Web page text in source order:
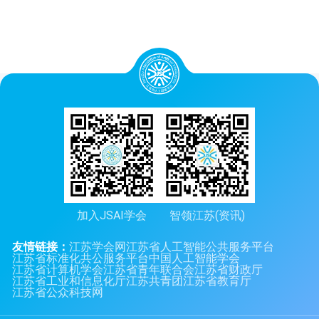
加入JSAI学会 智领江苏(资讯)
友情链接：江苏学会网江苏省人工智能公共服务平台
江苏省标准化共公服务平台中国人工智能学会
江苏省计算机学会江苏省青年联合会江苏省财政厅
江苏省工业和信息化厅江苏共青团江苏省教育厅
江苏省公众科技网